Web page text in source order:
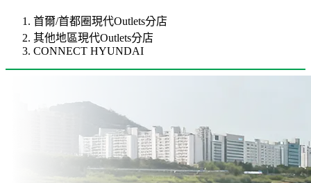
首爾/首都圈現代Outlets分店
其他地區現代Outlets分店
CONNECT HYUNDAI